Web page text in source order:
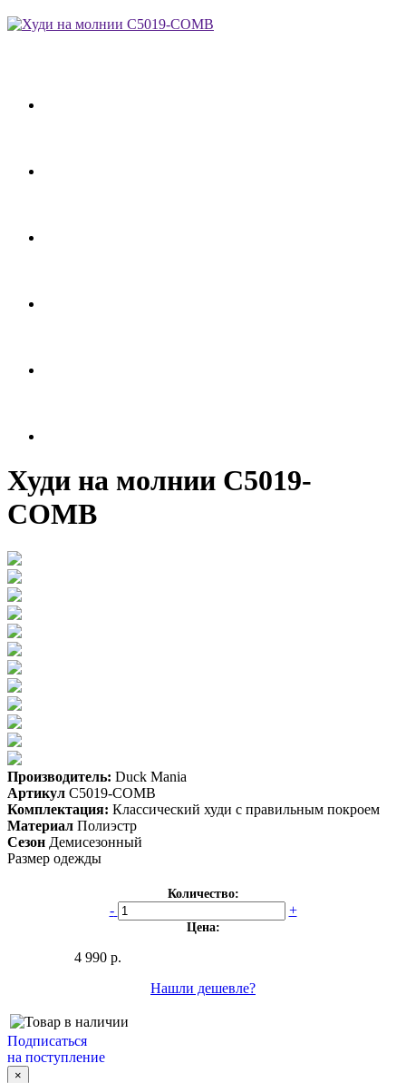
Худи на молнии C5019-
COMB
Производитель: Duck Mania
Артикул C5019-COMB
Комплектация: Классический худи с правильным покроем
Материал Полиэстр
Сезон Демисезонный
Размер одежды
Количество:
- +
Цена:
4 990 р.
Нашли дешевле?
Подписаться
на поступление
×